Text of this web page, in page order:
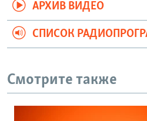
АРХИВ ВИДЕО
СПИСОК
Смотрите также